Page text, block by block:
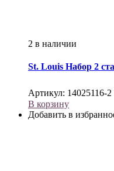
2 в наличии
St. Louis Набор 2
Артикул: 14025116-2
В корзину
Добавить в